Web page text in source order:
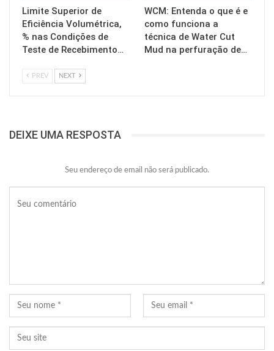
Limite Superior de
Eficiência Volumétrica,
% nas Condições de
Teste de Recebimento…
WCM: Entenda o que é e
como funciona a
técnica de Water Cut
Mud na perfuração de…
PREV NEXT
DEIXE UMA RESPOSTA
Seu endereço de email não será publicado.